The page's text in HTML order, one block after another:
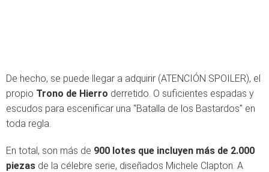
De hecho, se puede llegar a adquirir (ATENCIÓN SPOILER), el
propio Trono de Hierro derretido. O suficientes espadas y
escudos para escenificar una "Batalla de los Bastardos" en
toda regla.
En total, son más de 900 lotes que incluyen más de 2.000
piezas de la célebre serie, diseñados Michele Clapton. A